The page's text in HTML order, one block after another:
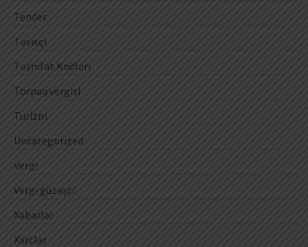
Tender
Təsisçi
Təsnifat Kodları
Torpaq vergisi
Turizm
Uncategorized
Vergi
Vergi güzəşti
Xəbərlər
Xərclər